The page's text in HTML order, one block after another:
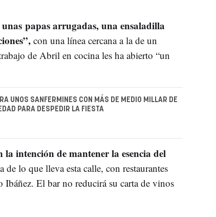
papas arrugadas, una ensaladilla
con una línea cercana a la de un
de Abril en cocina les ha abierto “un
UNOS SANFERMINES CON MÁS DE MEDIO MILLAR DE
PARA DESPEDIR LA FIESTA
la intención de mantener la esencia del
de lo que lleva esta calle, con restaurantes
El bar no reducirá su carta de vinos